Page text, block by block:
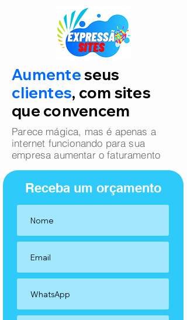
Aumenteseus
clientes, com sites
que convencem
Parece mágica, mas é apenas a
internet funcionando para sua
empresa aumentar o faturamento
Receba um orçamento